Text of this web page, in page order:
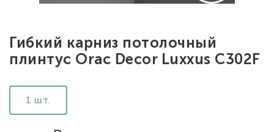
Гибкий карниз потолочный
плинтус Orac Decor Luxxus C302F
1 шт.